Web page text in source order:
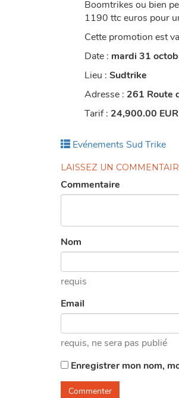
Boomtrikes ou bien
1190 ttc euros pour
Cette promotion est
Date : mardi 31
Lieu : Sudtrike
Adresse : 261 Route
Tarif : 24,900.00 EUR
Publié
Evénements Sud Trike
LAISSEZ UN
Commentaire
Nom
requis
Email
requis, ne sera pas publié
Enregistrer mon nom,